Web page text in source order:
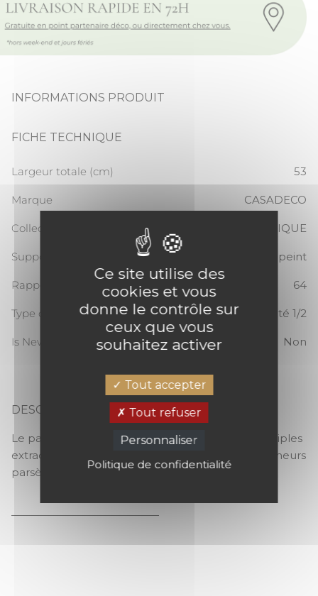
INFORMATIONS PRODUIT
FICHE TECHNIQUE
Largeur totale (cm) 53
Marque CASADECO
Collection VOYAGE ONIRIQUE
Support Papier peint
Rapport Vertical 64
Type de raccord Raccord sauté 1/2
Is New Non
DESCRIPTION
EXPEDITION
Le papier-peint Expéditions est taillé pour les périples
extraordinaires ! Dirigeables, montgolfières et planeurs
parsèment le ciel ennuagé
Ce site utilise des
cookies et vous
donne le contrôle sur
ceux que vous
souhaitez activer
Tout accepter
Tout refuser
Personnaliser
Politique de confidentialité